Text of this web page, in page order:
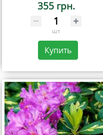
355 грн.
шт
Купить